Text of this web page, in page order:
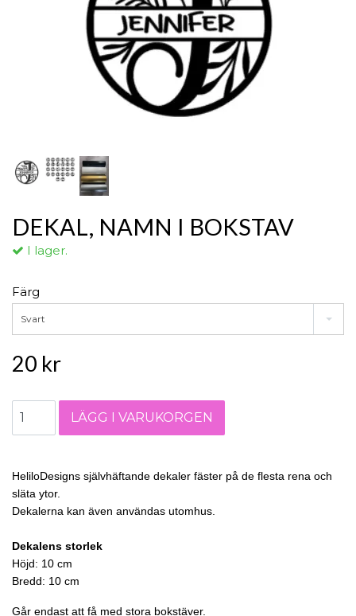
DEKAL, NAMN I BOKSTAV
I lager.
Färg
Svart
20 kr
HeliloDesigns självhäftande dekaler fäster på de flesta rena och
släta ytor.
Dekalerna kan även användas utomhus.
Dekalens storlek
Höjd: 10 cm
Bredd: 10 cm
Går endast att få med stora bokstäver.